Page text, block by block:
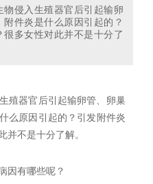
物侵入生殖器官后引起输卵
件炎是什么原因引起的？
多女性对此并不是十分了
殖器官后引起输卵管、卵巢
么原因引起的？引发附件炎
并不是十分了解。
因有哪些呢？